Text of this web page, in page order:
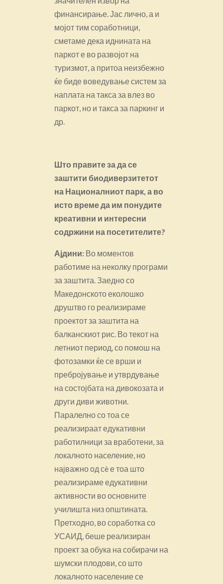
финансирање. Јас лично, а и
мојот тим соработници,
сметаме дека иднината на
паркот е во развојот на
туризмот, а притоа неизбежно
ќе биде воведување систем за
наплата на такса за влез во
паркот, но и такса за паркинг и
др.
Што правите за да се
заштити биодиверзитетот
на Националниот парк, а во
исто време да им понудите
креативни и интересни
содржини на посетителите?
Ајдини: Во моментов
работиме на неколку програми
за заштита. Заедно со
Македонското еколошко
друштво го реализираме
проектот за заштита на
балканскиот рис. Во текот на
летниот период, со помош на
фотозамки ќе се врши и
пребројување и утврдување
на состојбата на дивокозата и
други диви животни.
Паралелно со тоа се
реализираат едукативни
работилници за вработени, за
локалното население, но
најважно од сè е тоа што
реализираме едукативни
активности во основните
училишта низ општината.
Претходно, во соработка со
УСАИД, беше реализиран
проект за обука на собирачи на
шумски плодови, со што
локалното население се